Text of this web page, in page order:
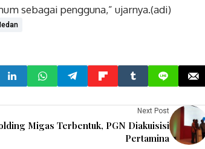
sebagai pengguna,” ujarnya.(adi)
Next Post
Migas Terbentuk, PGN Diakuisisi
Pertamina